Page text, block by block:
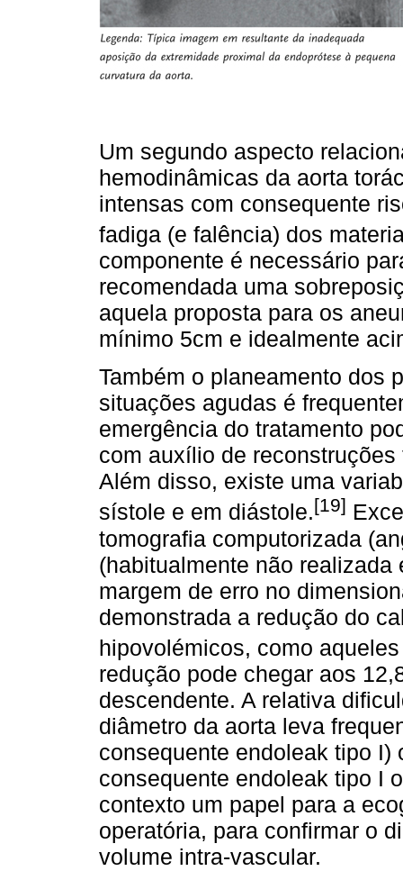
Um segundo aspecto
hemodinâmicas da aorta
intensas com consequente
fadiga (e falência) dos
componente é necessário
recomendada uma
aquela proposta para os
mínimo 5cm e idealmente
Também o planeamento dos
situações agudas é
emergência do tratamento
com auxílio de
Além disso, existe uma
sístole e em diástole.[19]
tomografia computorizada
(habitualmente não
margem de erro no
demonstrada a redução do
hipovolémicos, como
redução pode chegar aos
descendente. A relativa
diâmetro da aorta leva
consequente endoleak tipo I)
consequente endoleak tipo I
contexto um papel para a
operatória, para confirmar o
volume intra-vascular.